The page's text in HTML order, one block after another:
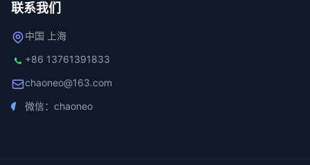
联系我们
中国 上海
+86 13761391833
chaoneo@163.com
微信：chaoneo